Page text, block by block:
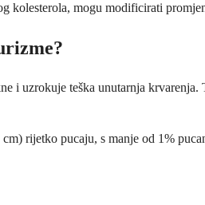
mogu modificirati
i uzrokuje teška unutarnja
rijetko pucaju, s manje od 1%